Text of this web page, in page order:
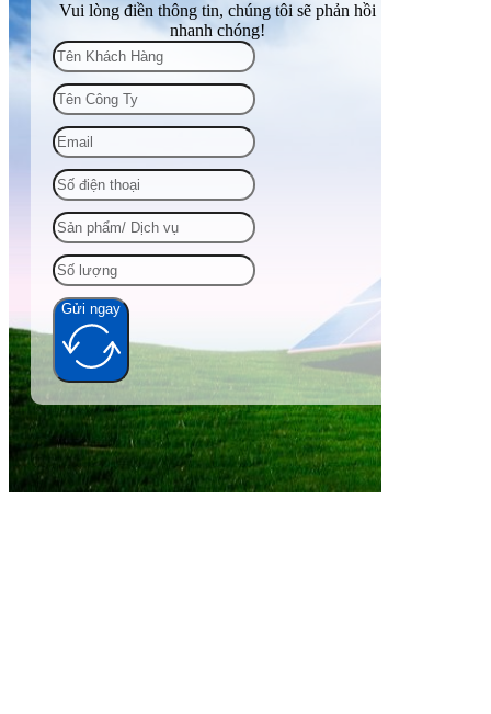
Vui lòng điền thông tin, chúng tôi sẽ phản hồi
nhanh chóng!
Gửi ngay